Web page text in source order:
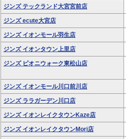
ジンズ テックランド大宮宮前店
ジンズ ecute大宮店
ジンズ イオンモール羽生店
ジンズ イオンタウン上里店
ジンズ ピオニウォーク東松山店
ジンズ イオンモール川口前川店
ジンズ ララガーデン川口店
ジンズ イオンレイクタウンKaze店
ジンズ イオンレイクタウンMori店